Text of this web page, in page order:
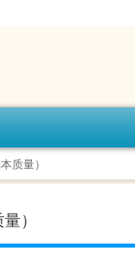
质量）
）